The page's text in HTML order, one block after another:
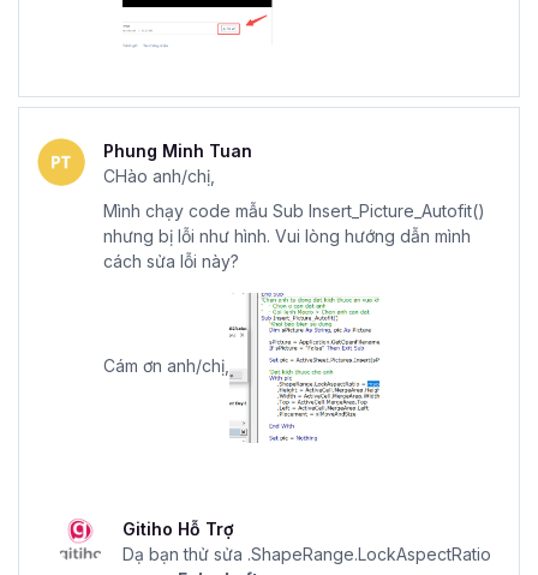
Phung Minh Tuan
CHào anh/chị,
Mình chạy code mẫu Sub Insert_Picture_Autofit()
nhưng bị lỗi như hình. Vui lòng hướng dẫn mình
cách sửa lỗi này?
Cám ơn anh/chị,
Gitiho Hỗ Trợ
Dạ bạn thử sửa .ShapeRange.LockAspectRatio